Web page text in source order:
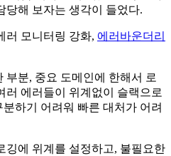
당해 보자는 생각이 들었다.
러 모니터링 강화, 에러바운더리
부분, 중요 도메인에 한해서 로
러 에러들이 위계없이 슬랙으로
하기 어려워 빠른 대처가 어려
깅에 위계를 설정하고, 불필요한